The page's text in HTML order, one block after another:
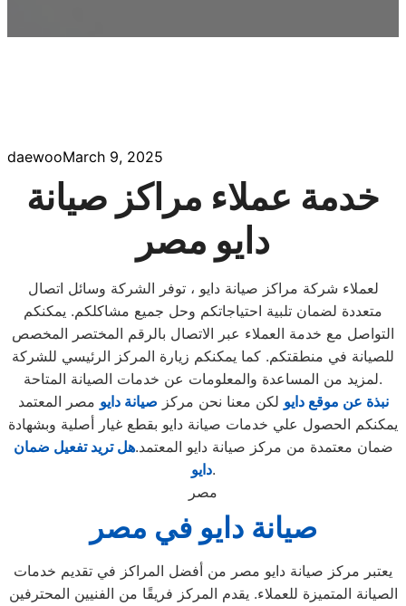
daewooMarch 9, 2025
خدمة عملاء مراكز صيانة
دايو مصر
لعملاء شركة مراكز صيانة دايو ، توفر الشركة وسائل اتصال
متعددة لضمان تلبية احتياجاتكم وحل جميع مشاكلكم. يمكنكم
التواصل مع خدمة العملاء عبر الاتصال بالرقم المختصر المخصص
للصيانة في منطقتكم. كما يمكنكم زيارة المركز الرئيسي للشركة
لمزيد من المساعدة والمعلومات عن خدمات الصيانة المتاحة.
نبذة عن موقع دايو لكن معنا نحن مركز صيانة دايو مصر المعتمد
يمكنكم الحصول علي خدمات صيانة دايو بقطع غيار أصلية وبشهادة
ضمان معتمدة من مركز صيانة دايو المعتمد.هل تريد تفعيل ضمان
دايو.
مصر
صيانة دايو في مصر
يعتبر مركز صيانة دايو مصر من أفضل المراكز في تقديم خدمات
الصيانة المتميزة للعملاء. يقدم المركز فريقًا من الفنيين المحترفين